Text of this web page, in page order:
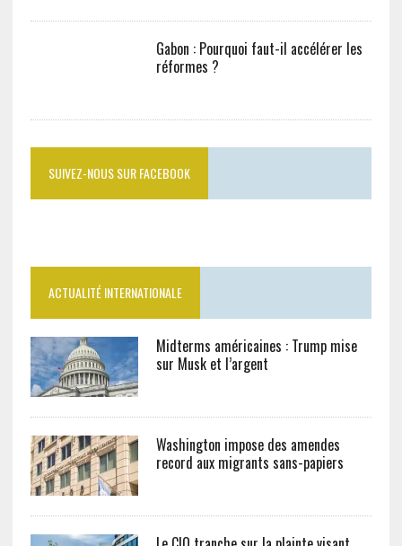
SUIVEZ-NOUS SUR FACEBOOK
ACTUALITÉ INTERNATIONALE
Midterms américaines : Trump mise
sur Musk et l’argent
Washington impose des amendes
record aux migrants sans-papiers
Le CIO tranche sur la plainte visant